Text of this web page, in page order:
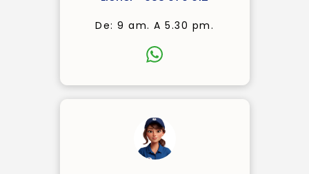
De: 9 am. A 5.30 pm.